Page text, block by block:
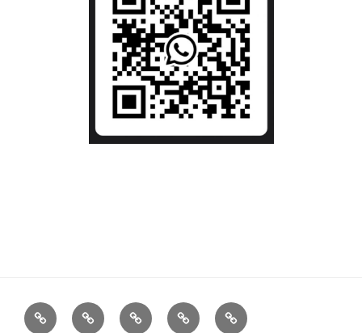
STARTSEITEBERATUNGHISTORIEDATENSCHUTZERKLÄRUNG
IMPRESSUM-